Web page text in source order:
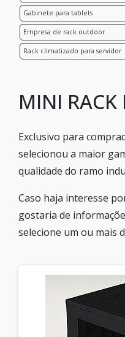
Gabinete para tablets
Empresa de rack outdoor
Rack climatizado para servidor
MINI RACK
Exclusivo para
selecionou a maior
qualidade do ramo
Caso haja interesse
gostaria de
selecione um ou mais